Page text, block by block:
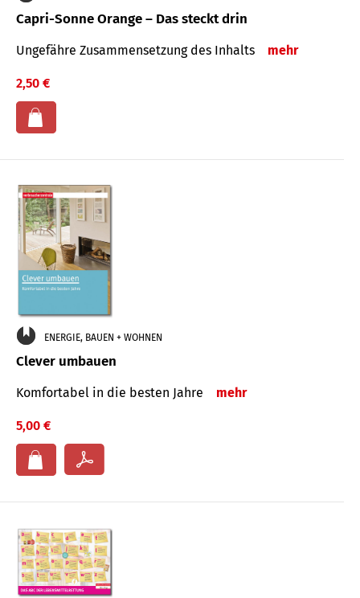
Capri-Sonne Orange – Das steckt drin
Ungefähre Zu­sammen­setzung des Inhalts mehr
2,50 €
ENERGIE, BAUEN + WOHNEN
Clever umbauen
Komfortabel in die besten Jahre mehr
5,00 €